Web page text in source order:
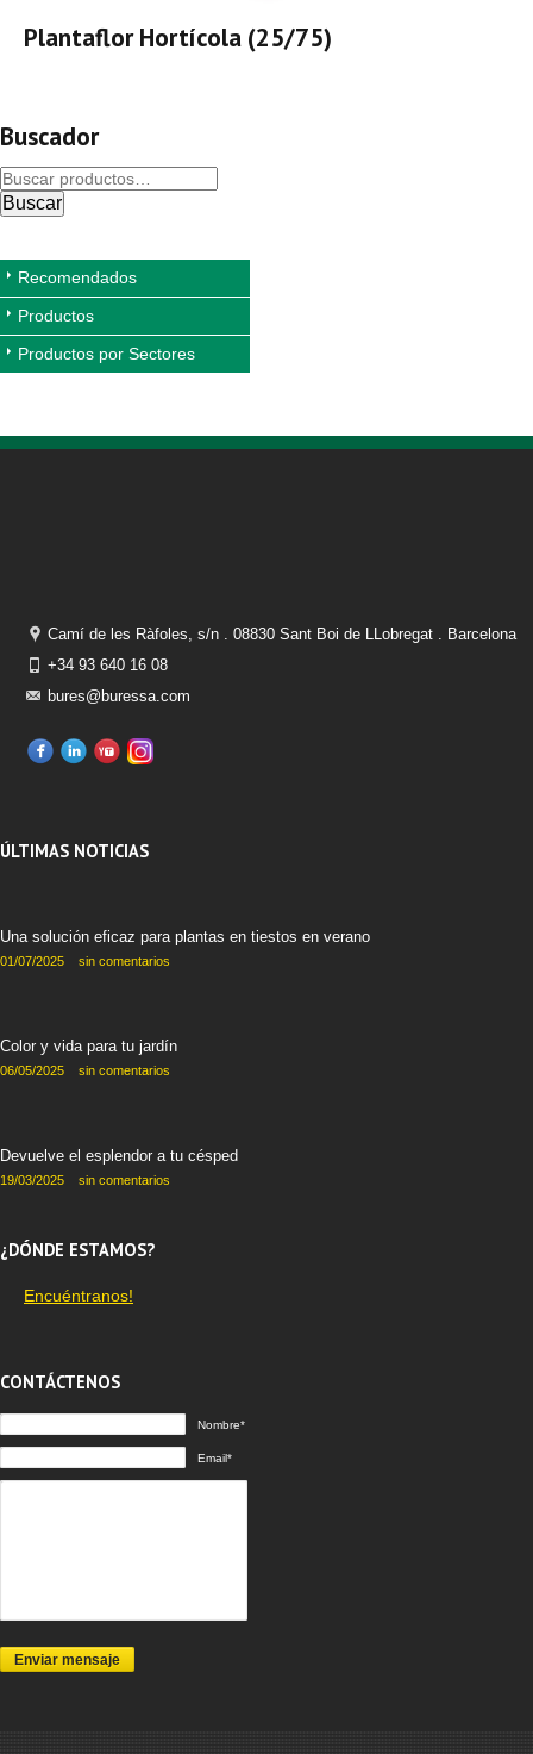
Plantaflor Hortícola (25/75)
Buscador
Buscar
Recomendados
Productos
Productos por Sectores
Camí de les Ràfoles, s/n . 08830 Sant Boi de LLobregat . Barcelona
+34 93 640 16 08
bures@buressa.com
ÚLTIMAS NOTICIAS
Una solución eficaz para plantas en tiestos en verano
01/07/2025 sin comentarios
Color y vida para tu jardín
06/05/2025 sin comentarios
Devuelve el esplendor a tu césped
19/03/2025 sin comentarios
¿DÓNDE ESTAMOS?
Encuéntranos!
CONTÁCTENOS
Nombre*
Email*
Enviar mensaje